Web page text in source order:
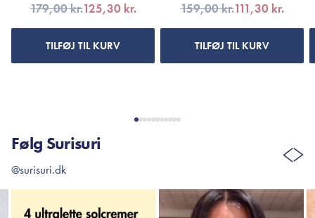
179,00 kr.125,30 kr.
TILFØJ TIL KURV
159,00 kr.111,30 kr.
TILFØJ TIL KURV
Følg Surisuri
@surisuri.dk